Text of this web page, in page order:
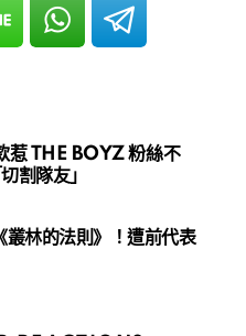
惹 THE BOYZ 粉絲不
割隊友」
林的法則》！遭前代表